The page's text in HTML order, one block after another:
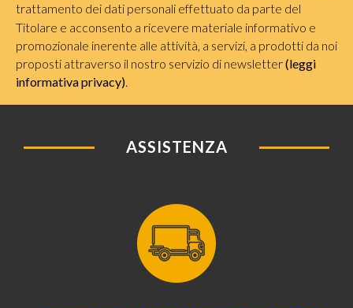
trattamento dei dati personali effettuato da parte del
Titolare e acconsento a ricevere materiale informativo e
promozionale inerente alle attività, a servizi, a prodotti da noi
proposti attraverso il nostro servizio di newsletter(leggi
informativa privacy).
ASSISTENZA